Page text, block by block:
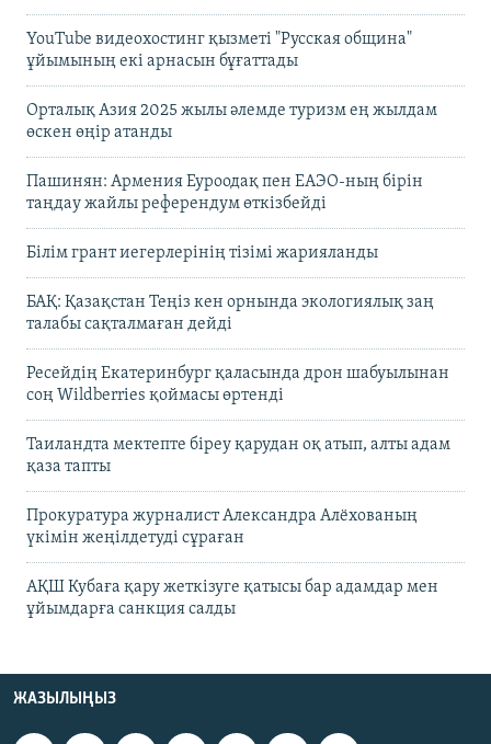
YouTube видеохостинг қызметі "Русская община"
ұйымының екі арнасын бұғаттады
Орталық Азия 2025 жылы әлемде туризм ең жылдам
өскен өңір атанды
Пашинян: Армения Еуроодақ пен ЕАЭО-ның бірін
таңдау жайлы референдум өткізбейді
Білім грант иегерлерінің тізімі жарияланды
БАҚ: Қазақстан Теңіз кен орнында экологиялық заң
талабы сақталмаған дейді
Ресейдің Екатеринбург қаласында дрон шабуылынан
соң Wildberries қоймасы өртенді
Таиландта мектепте біреу қарудан оқ атып, алты адам
қаза тапты
Прокуратура журналист Александра Алёхованың
үкімін жеңілдетуді сұраған
АҚШ Кубаға қару жеткізуге қатысы бар адамдар мен
ұйымдарға санкция салды
ЖАЗЫЛЫҢЫЗ